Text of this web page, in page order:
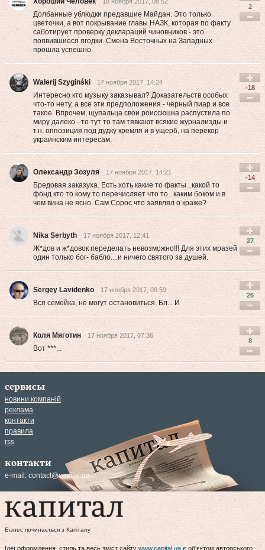
18 ноября 2017, 08:52
Долбанные ублюдки предавшие Майдан. Это только
цветочки, а вот покрывание главы НАЗК, которая по факту
саботирует проверку деклараций чиновников - это
появившиеся ягодки. Смена Восточных на Западных
прошла успешно.
2
Walerij Szyginśki 17 ноября 2017, 14:24
Интересно кто музыку заказывал? Доказательств особых
что-то нету, а все эти предположения - черный пиар и все
такое. Впрочем, щупальца свои роиссюшка распустила по
миру далеко - то тут то там тявкают всякие журнализды и
т.н. оппозиция под дудку кремля и в ущерб, на перекор
украинским интересам.
-18
Олександр Зозуля 17 ноября 2017, 14:21
Бредовая заказуха. Есть хоть какие то факты...какой то
фонд кто то кому то перечисляет что то...каким боком и в
чем вина не ясно. Сам Сорос что заявлял о краже?
-14
Nika Serbyth 17 ноября 2017, 12:41
Ж*дов и ж*довок переделать невозможно!!! Для этих мразей
один только бог- бабло....и ничего святого за душей.
27
Sergey Lavidenko 17 ноября 2017, 09:59
Вся семейка, не могут остановиться. Бл... И
26
Коля Мяготин 17 ноября 2017, 07:36
Вот ***...
8
сервисы
новини компаній
реклама
контакти
правила
rss
контакти
e-mail: contact@capital.ua
Бізнес починається з Капіталу
Ідеї оформлення, стиль та весь зміст сайту www.capital.ua є об'єктом авторського